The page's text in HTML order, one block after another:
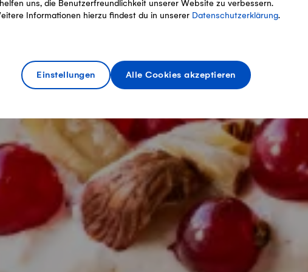
uns, die Benutzerfreundlichkeit unserer Website zu verbessern.
Informationen hierzu findest du in unserer Datenschutzerklärung.
Einstellungen Alle Cookies akzeptieren